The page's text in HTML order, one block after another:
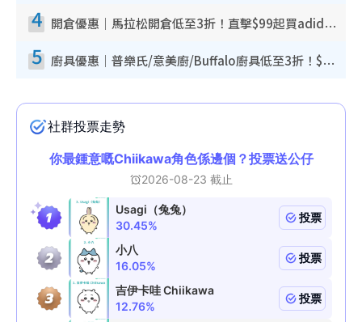
4 開倉優惠｜馬拉松開倉低至3折！直擊$99起買adidas／New Balance／Puma鞋款 STANLEY保溫杯劈價至$119起
5 廚具優惠｜普樂氏/意美廚/Buffalo廚具低至3折！$89起買煎鍋／炒鑊／個人鍋 同場小家電激減至$99起